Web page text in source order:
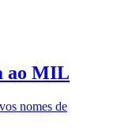
ao MIL
nomes de